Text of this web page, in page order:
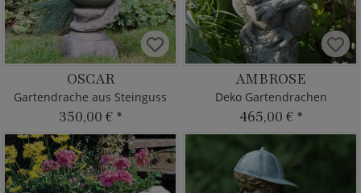
OSCAR
Gartendrache aus Steinguss
350,00 € *
AMBROSE
Deko Gartendrachen
465,00 € *